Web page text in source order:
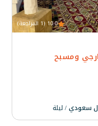
10.0 (1 المراجعة)
ومسبح
/ ليلة